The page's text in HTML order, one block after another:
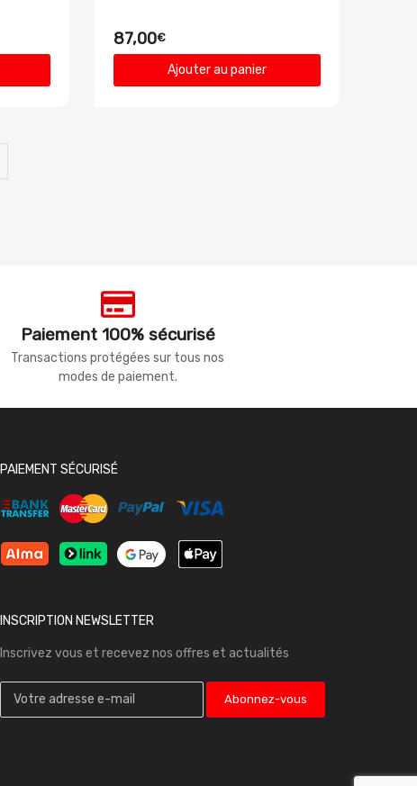
87,00€
Ajouter au panier
Paiement 100% sécurisé
Transactions protégées sur tous nos
modes de paiement.
PAIEMENT SÉCURISÉ
INSCRIPTION NEWSLETTER
Inscrivez vous et recevez nos offres et actualités